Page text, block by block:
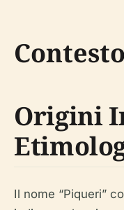
Origini
indigene che